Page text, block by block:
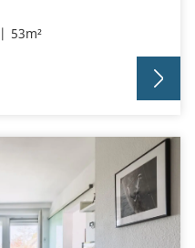
53m²